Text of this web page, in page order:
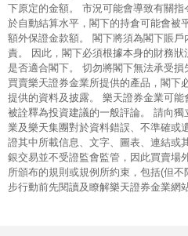
下原定的金額。 市況可能會導致有關
於自動結算水平，閣下的持倉可能會被
額外保證金款額。 閣下將須為閣下賬
責。 因此，閣下必須根據本身的財務
是否適合閣下。 切勿將閣下無法承受
買賣樂天證券金業所提供的產品，閣下
提供的資料及披露。 樂天證券金業可
被詮釋為投資建議的一般評論。 請向
業及樂天集團對於資料錯誤、不準確或
證其中所載信息、文字、圖表、連結或
銀交易並不受證監會監管，因此買賣場
所頒布的規則或規例所約束，包括(但
步行動前先閱讀及瞭解樂天證券金業網